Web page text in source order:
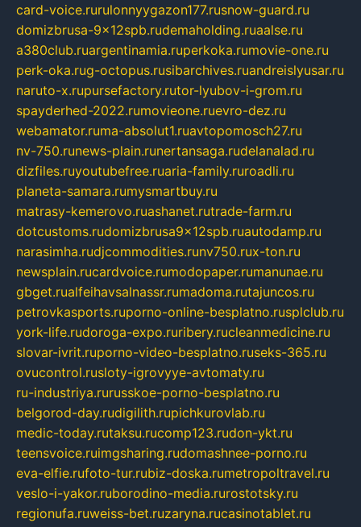
card-voice.rurulonnyygazon177.rusnow-guard.ru
domizbrusa-9x12spb.rudemaholding.ruaalse.ru
a380club.ruargentinamia.ruperkoka.rumovie-one.ru
perk-oka.rug-octopus.rusibarchives.ruandreislyusar.ru
naruto-x.rupursefactory.rutor-lyubov-i-grom.ru
spayderhed-2022.rumovieone.ruevro-dez.ru
webamator.ruma-absolut1.ruavtopomosch27.ru
nv-750.runews-plain.runertansaga.rudelanalad.ru
dizfiles.ruyoutubefree.ruaria-family.ruroadli.ru
planeta-samara.rumysmartbuy.ru
matrasy-kemerovo.ruashanet.rutrade-farm.ru
dotcustoms.rudomizbrusa9x12spb.ruautodamp.ru
narasimha.rudjcommodities.runv750.rux-ton.ru
newsplain.rucardvoice.rumodopaper.rumanunae.ru
gbget.rualfeihavsalnassr.rumadoma.rutajuncos.ru
petrovkasports.ruporno-online-besplatno.rusplclub.ru
york-life.rudoroga-expo.ruribery.rucleanmedicine.ru
slovar-ivrit.ruporno-video-besplatno.ruseks-365.ru
ovucontrol.rusloty-igrovyye-avtomaty.ru
ru-industriya.rurusskoe-porno-besplatno.ru
belgorod-day.rudigilith.rupichkurovlab.ru
medic-today.rutaksu.rucomp123.rudon-ykt.ru
teensvoice.ruimgsharing.rudomashnee-porno.ru
eva-elfie.rufoto-tur.rubiz-doska.rumetropoltravel.ru
veslo-i-yakor.ruborodino-media.rurostotsky.ru
regionufa.ruweiss-bet.ruzaryna.rucasinotablet.ru